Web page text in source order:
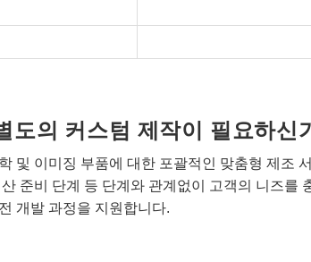
도의 커스텀 제작이 필요하신
및 이미징 부품에 대한 포괄적인 맞춤형 제조
준비 단계 등 단계와 관계없이 고객의 니즈를
개발 과정을 지원합니다.